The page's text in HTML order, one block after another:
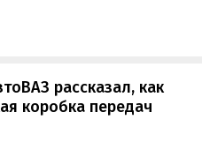
рассказал, как
коробка передач